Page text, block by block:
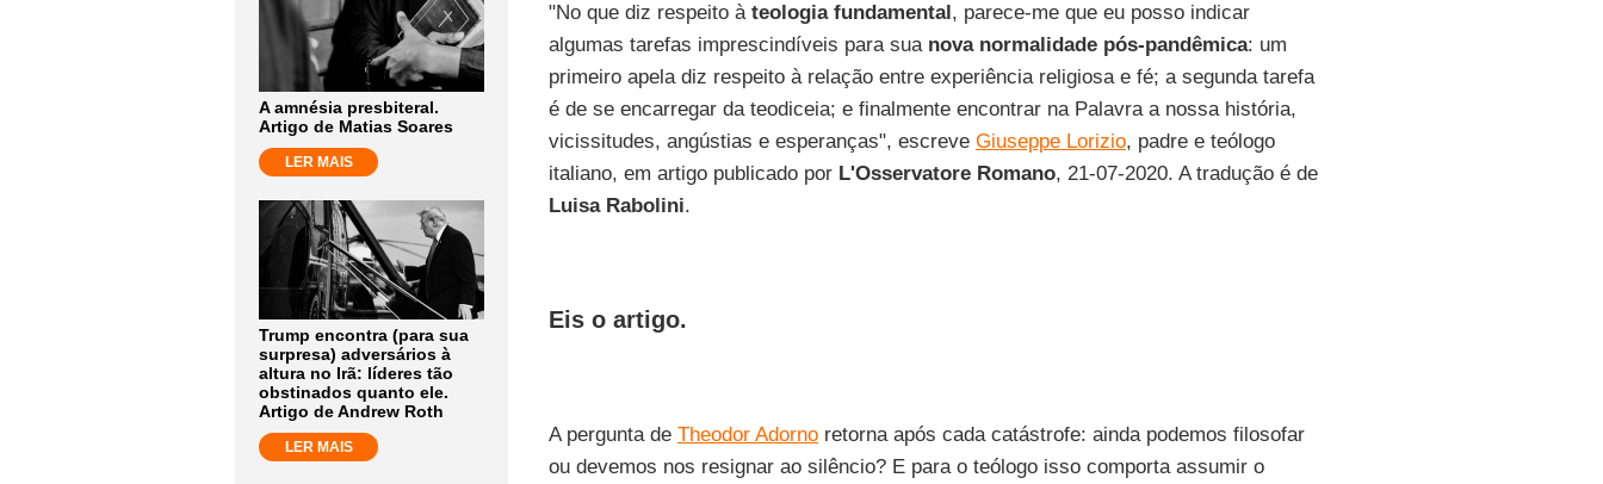
A amnésia presbiteral.
Artigo de Matias Soares
LER MAIS
Trump encontra (para sua
surpresa) adversários à
altura no Irã: líderes tão
obstinados quanto ele.
Artigo de Andrew Roth
LER MAIS
"No que diz respeito à teologia fundamental, parece-me que eu posso indicar
algumas tarefas imprescindíveis para sua nova normalidade pós-pandêmica: um
primeiro apela diz respeito à relação entre experiência religiosa e fé; a segunda tarefa
é de se encarregar da teodiceia; e finalmente encontrar na Palavra a nossa história,
vicissitudes, angústias e esperanças", escreve Giuseppe Lorizio, padre e teólogo
italiano, em artigo publicado por L'Osservatore Romano, 21-07-2020. A tradução é de
Luisa Rabolini.
Eis o artigo.
A pergunta de Theodor Adornoretorna após cada catástrofe: ainda podemos filosofar
ou devemos nos resignar ao silêncio? E para o teólogo isso comporta assumir o